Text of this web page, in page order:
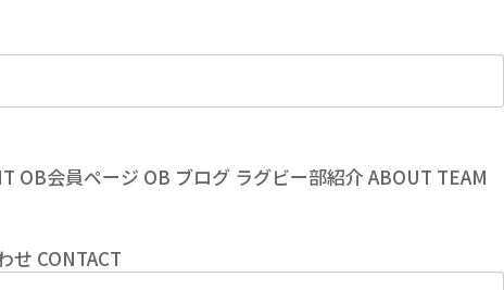
OB会員ページ OB ブログ ラグビー部紹介 ABOUT TEAM
せ CONTACT